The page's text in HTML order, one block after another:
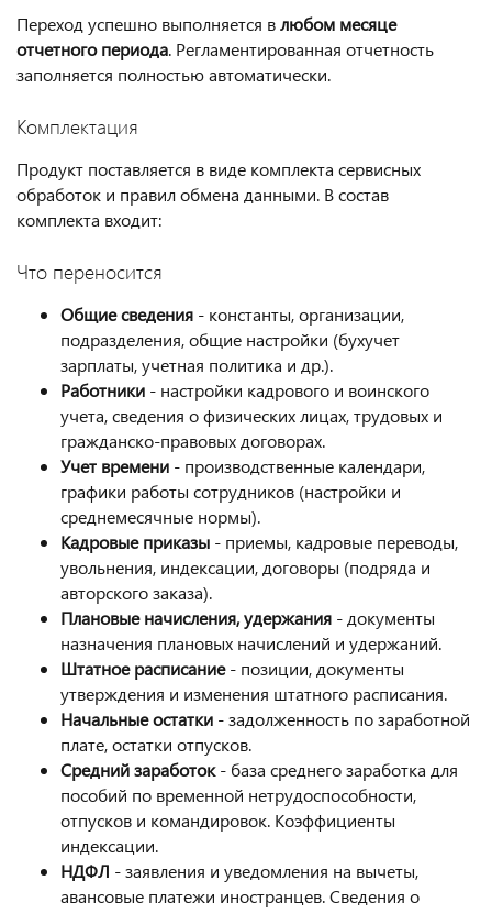
Переход успешно выполняется влюбом месяце
отчетного периода. Регламентированная отчетность
заполняется полностью автоматически.
Комплектация
Продукт поставляется в виде комплекта сервисных
обработок и правил обмена данными. В состав
комплекта входит:
Что переносится
Общие сведения - константы, организации,
подразделения, общие настройки (бухучет
зарплаты, учетная политика и др.).
Работники - настройки кадрового и воинского
учета, сведения о физических лицах, трудовых и
гражданско-правовых договорах.
Учет времени - производственные календари,
графики работы сотрудников (настройки и
среднемесячные нормы).
Кадровые приказы - приемы, кадровые переводы,
увольнения, индексации, договоры (подряда и
авторского заказа).
Плановые начисления, удержания - документы
назначения плановых начислений и удержаний.
Штатное расписание- позиции, документы
утверждения и изменения штатного расписания.
Начальные остатки - задолженность по заработной
плате, остатки отпусков.
Средний заработок- база среднего заработка для
пособий по временной нетрудоспособности,
отпусков и командировок. Коэффициенты
индексации.
НДФЛ - заявления и уведомления на вычеты,
авансовые платежи иностранцев. Сведения о